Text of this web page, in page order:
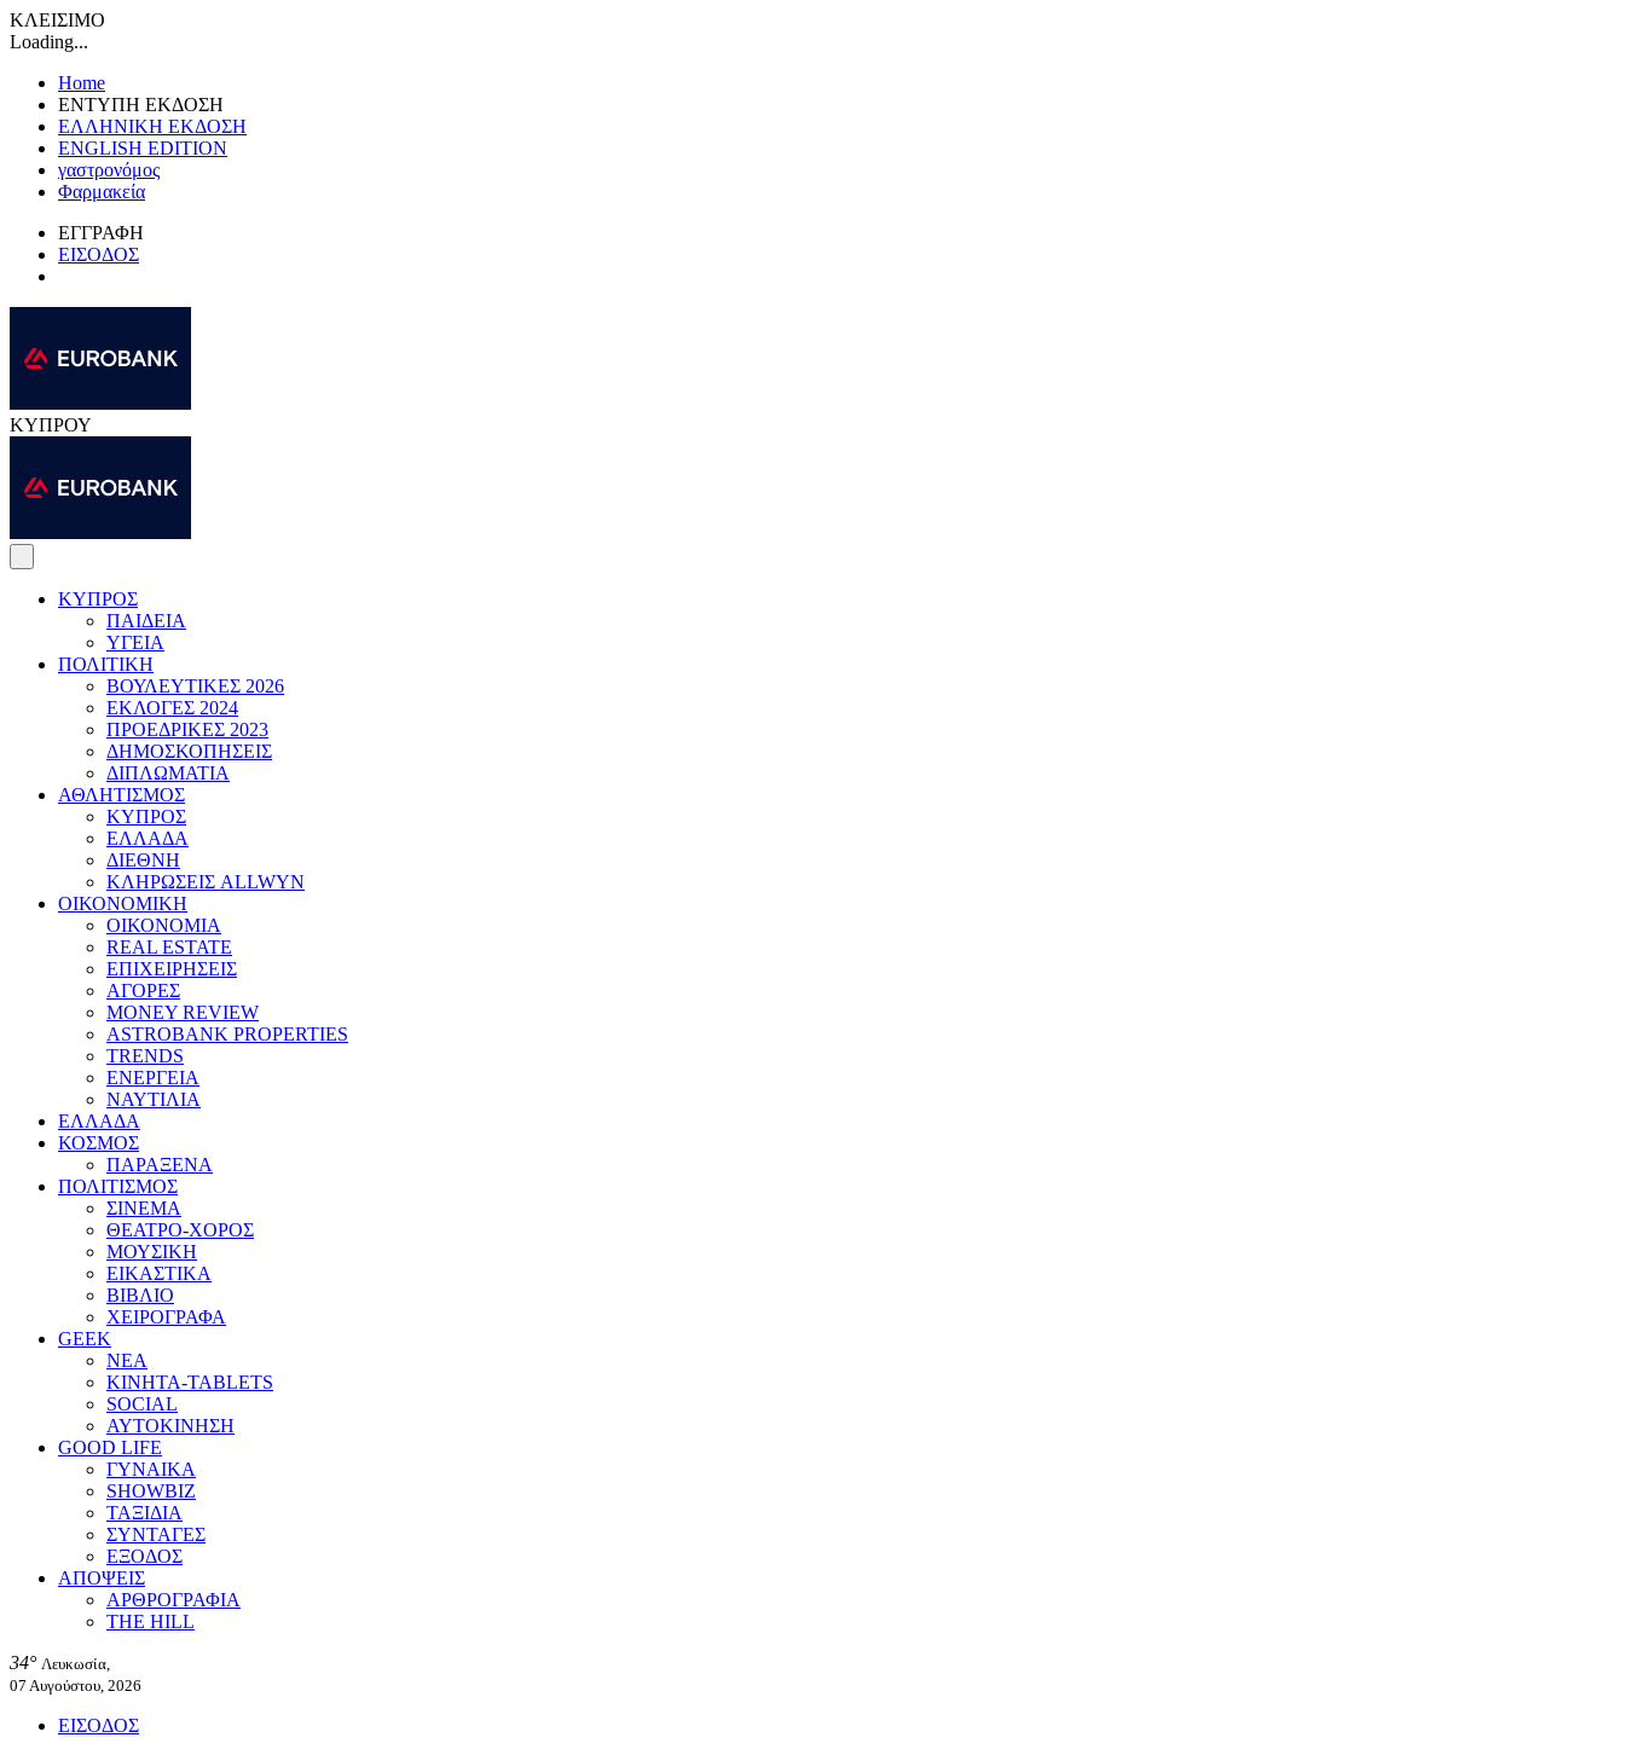
ΚΛΕΙΣΙΜΟ
Loading...
Home
ΕΝΤΥΠΗ ΕΚΔΟΣΗ
ΕΛΛΗΝΙΚΗ ΕΚΔΟΣΗ
ENGLISH EDITION
γαστρονόμος
Φαρμακεία
ΕΓΓΡΑΦΗ
ΕΙΣΟΔΟΣ
ΚΥΠΡΟΥ
ΚΥΠΡΟΣ
ΠΑΙΔΕΙΑ
ΥΓΕΙΑ
ΠΟΛΙΤΙΚΗ
ΒΟΥΛΕΥΤΙΚΕΣ 2026
ΕΚΛΟΓΕΣ 2024
ΠΡΟΕΔΡΙΚΕΣ 2023
ΔΗΜΟΣΚΟΠΗΣΕΙΣ
ΔΙΠΛΩΜΑΤΙΑ
ΑΘΛΗΤΙΣΜΟΣ
ΚΥΠΡΟΣ
ΕΛΛΑΔΑ
ΔΙΕΘΝΗ
ΚΛΗΡΩΣΕΙΣ ALLWYN
ΟΙΚΟΝΟΜΙΚΗ
ΟΙΚΟΝΟΜΙΑ
REAL ESTATE
ΕΠΙΧΕΙΡΗΣΕΙΣ
ΑΓΟΡΕΣ
MONEY REVIEW
ASTROBANK PROPERTIES
TRENDS
ΕΝΕΡΓΕΙΑ
ΝΑΥΤΙΛΙΑ
ΕΛΛΑΔΑ
ΚΟΣΜΟΣ
ΠΑΡΑΞΕΝΑ
ΠΟΛΙΤΙΣΜΟΣ
ΣΙΝΕΜΑ
ΘΕΑΤΡΟ-ΧΟΡΟΣ
ΜΟΥΣΙΚΗ
ΕΙΚΑΣΤΙΚΑ
ΒΙΒΛΙΟ
ΧΕΙΡΟΓΡΑΦΑ
GEEK
ΝΕΑ
ΚΙΝΗΤΑ-TABLETS
SOCIAL
ΑΥΤΟΚΙΝΗΣΗ
GOOD LIFE
ΓΥΝΑΙΚΑ
SHOWBIZ
ΤΑΞΙΔΙΑ
ΣΥΝΤΑΓΕΣ
ΕΞΟΔΟΣ
ΑΠΟΨΕΙΣ
ΑΡΘΡΟΓΡΑΦΙΑ
THE HILL
34° Λευκωσία,
07 Αυγούστου, 2026
ΕΙΣΟΔΟΣ